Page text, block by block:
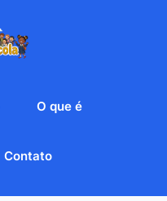
O que é
Contato